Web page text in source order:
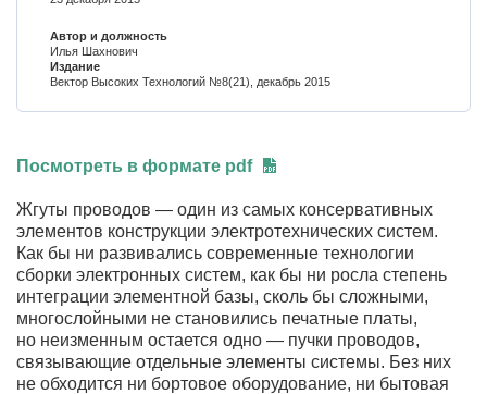
Автор и должность
Илья Шахнович
Издание
Вектор Высоких Технологий №8(21), декабрь 2015
Посмотреть в формате pdf
Жгуты проводов — один из самых консервативных
элементов конструкции электротехнических систем.
Как бы ни развивались современные технологии
сборки электронных систем, как бы ни росла степень
интеграции элементной базы, сколь бы сложными,
многослойными не становились печатные платы,
но неизменным остается одно — пучки проводов,
связывающие отдельные элементы системы. Без них
не обходится ни бортовое оборудование, ни бытовая